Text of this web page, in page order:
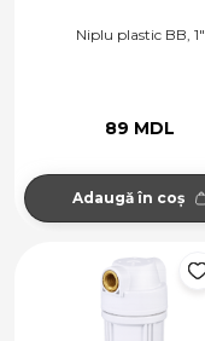
Niplu plastic BB, 1"
89 MDL
Adaugă în coș